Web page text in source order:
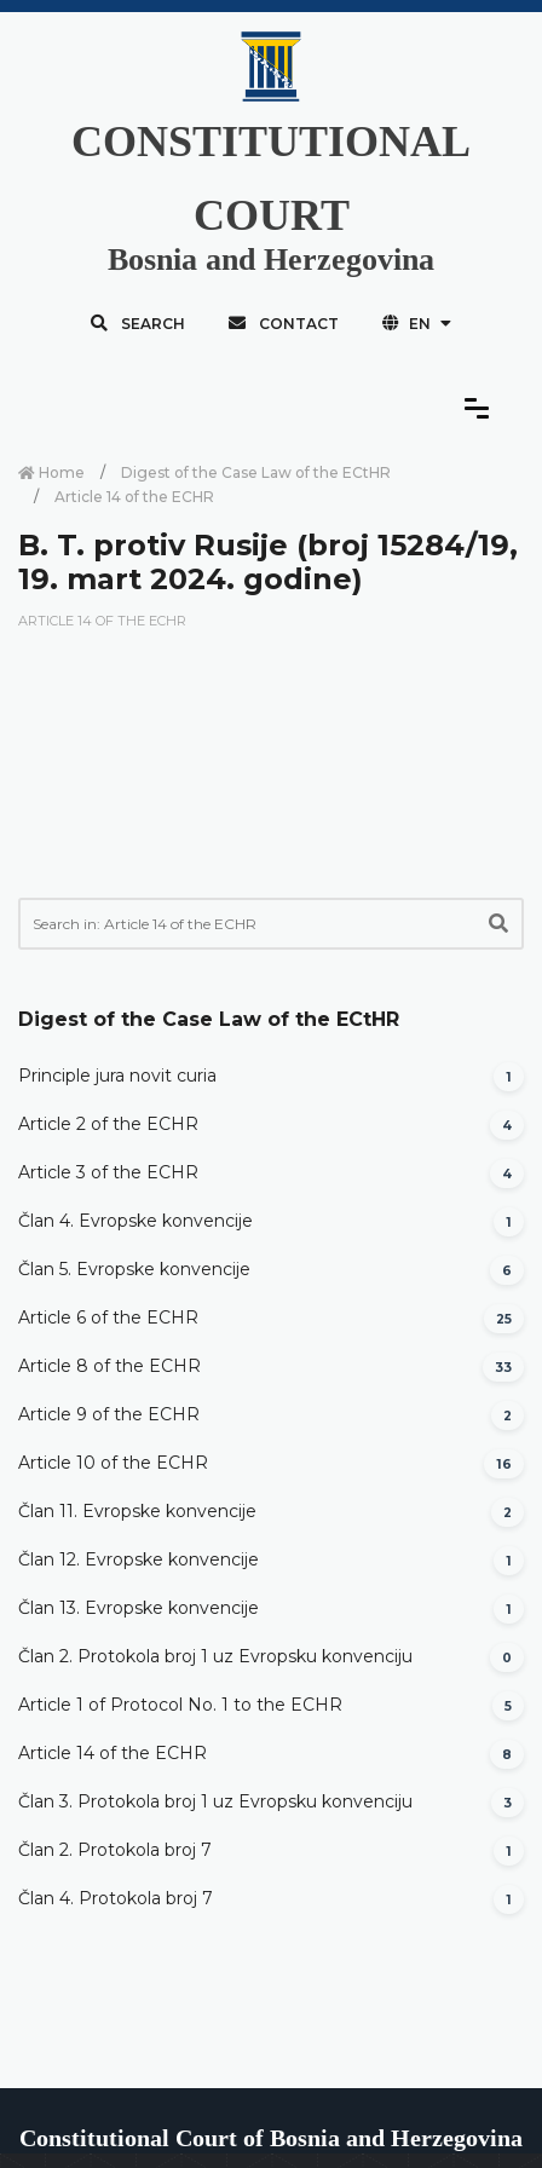
CONSTITUTIONAL
COURT
Bosnia and Herzegovina
SEARCH CONTACT EN
Home
Digest of the Case Law of the ECtHR
Article 14 of the ECHR
B. T. protiv Rusije (broj 15284/19,
19. mart 2024. godine)
ARTICLE 14 OF THE ECHR
Digest of the Case Law of the ECtHR
Principle jura novit curia 1
Article 2 of the ECHR 4
Article 3 of the ECHR 4
Član 4. Evropske konvencije 1
Član 5. Evropske konvencije 6
Article 6 of the ECHR 25
Article 8 of the ECHR 33
Article 9 of the ECHR 2
Article 10 of the ECHR 16
Član 11. Evropske konvencije 2
Član 12. Evropske konvencije 1
Član 13. Evropske konvencije 1
Član 2. Protokola broj 1 uz Evropsku konvenciju 0
Article 1 of Protocol No. 1 to the ECHR 5
Article 14 of the ECHR 8
Član 3. Protokola broj 1 uz Evropsku konvenciju 3
Član 2. Protokola broj 7 1
Član 4. Protokola broj 7 1
Constitutional Court of Bosnia and Herzegovina